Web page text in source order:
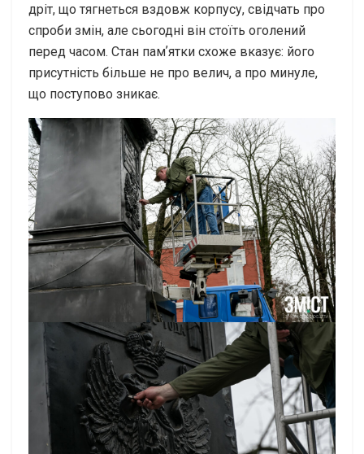
дріт, що тягнеться вздовж корпусу, свідчать про
спроби змін, але сьогодні він стоїть оголений
перед часом. Стан памʼятки схоже вказує: його
присутність більше не про велич, а про минуле,
що поступово зникає.